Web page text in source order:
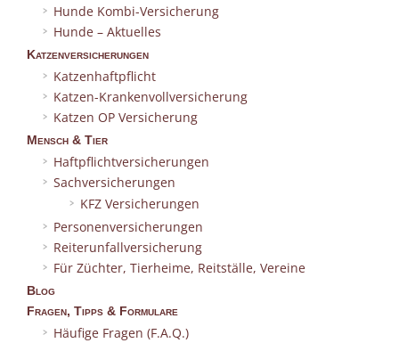
Hunde Kombi-Versicherung
Hunde – Aktuelles
Katzenversicherungen
Katzenhaftpflicht
Katzen-Krankenvollversicherung
Katzen OP Versicherung
Mensch & Tier
Haftpflichtversicherungen
Sachversicherungen
KFZ Versicherungen
Personenversicherungen
Reiterunfallversicherung
Für Züchter, Tierheime, Reitställe, Vereine
Blog
Fragen, Tipps & Formulare
Häufige Fragen (F.A.Q.)